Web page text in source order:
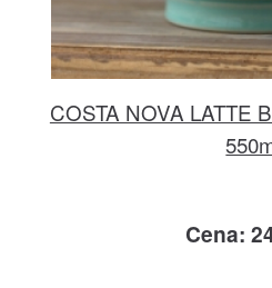
COSTA NOVA LATTE
Cena: